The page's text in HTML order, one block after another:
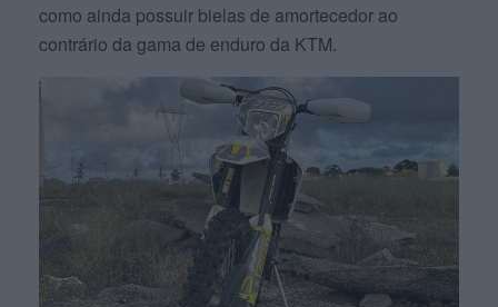
como ainda possuir bielas de amortecedor ao
contrário da gama de enduro da KTM.